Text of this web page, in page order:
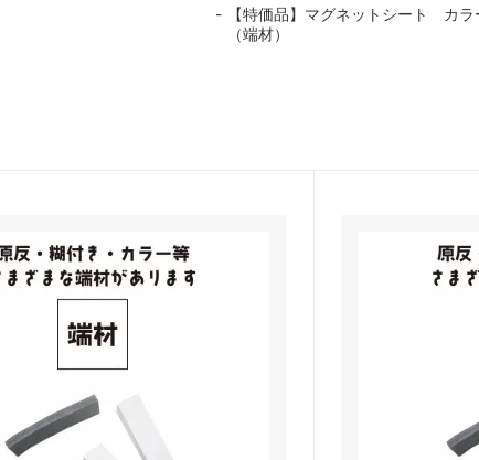
【特価品】マグネットシート カラ
（端材）